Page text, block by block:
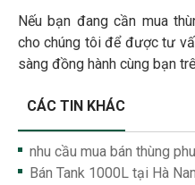
Nếu bạn đang cần mua
cho chúng tôi để được tư
sàng đồng hành cùng bạn
CÁC TIN KHÁC
nhu cầu mua bán thùng
Bán Tank 1000L tại Hà